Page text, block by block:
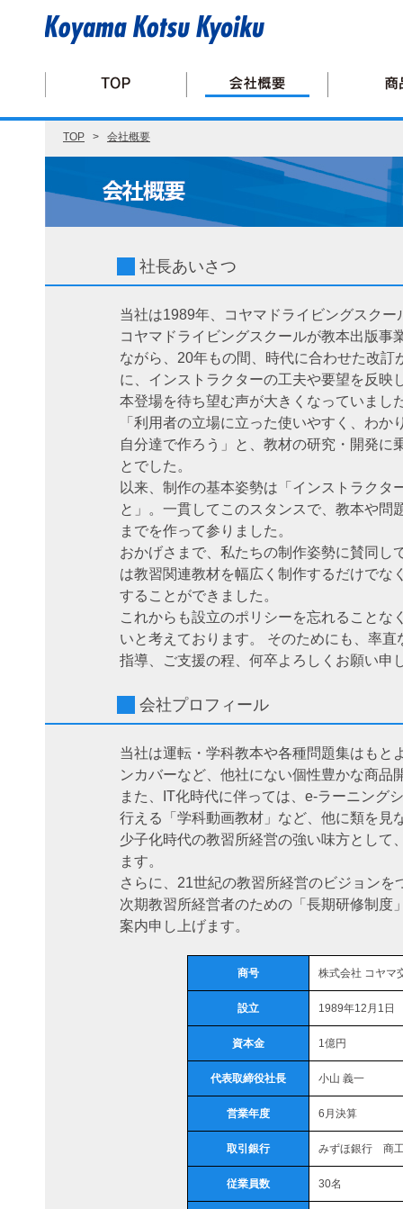
TOP > 会社概要
社長あいさつ
当社は1989年、コヤマドライビングスク
コヤマドライビングスクールが教本出版
ながら、20年もの間、時代に合わせた改
に、インストラクターの工夫や要望を反映
本登場を待ち望む声が大きくなっていまし
「利用者の立場に立った使いやすく、わ
自分達で作ろう」と、教材の研究・開発
とでした。
以来、制作の基本姿勢は「インストラク
と」。一貫してこのスタンスで、教本や問
までを作って参りました。
おかげさまで、私たちの制作姿勢に賛同し
は教習関連教材を幅広く制作するだけでな
することができました。
これからも設立のポリシーを忘れること
いと考えております。 そのためにも、率
指導、ご支援の程、何卒よろしくお願い申
会社プロフィール
当社は運転・学科教本や各種問題集はもと
ンカバーなど、他社にない個性豊かな商品
また、IT化時代に伴っては、e-ラーニング
行える「学科動画教材」など、他に類を見
少子化時代の教習所経営の強い味方として
ます。
さらに、21世紀の教習所経営のビジョン
次期教習所経営者のための「長期研修制度
案内申し上げます。
商号 株式会社 コヤマ
設立 1989年12月1日
資本金 1億円
代表取締役社長 小山 義一
営業年度 6月決算
取引銀行 みずほ銀行 商
従業員数 30名